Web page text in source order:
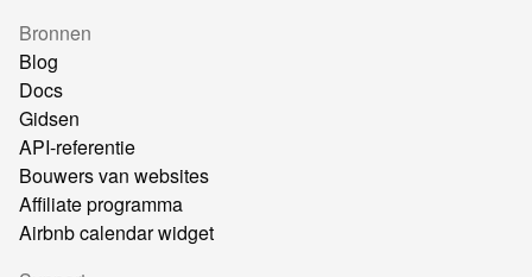
Bronnen
Blog
Docs
Gidsen
API-referentie
Bouwers van websites
Affiliate programma
Airbnb calendar widget